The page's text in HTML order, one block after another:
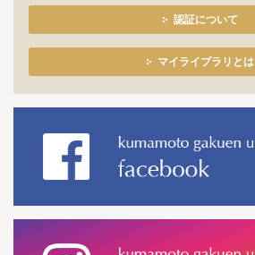
認証について
マイライブラリとは